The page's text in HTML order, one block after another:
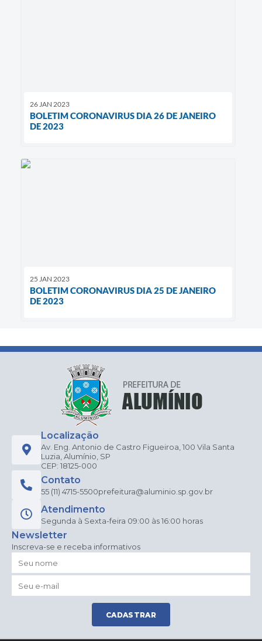
26 JAN 2023
BOLETIM CORONAVIRUS DIA 26 DE JANEIRO
DE 2023
25 JAN 2023
BOLETIM CORONAVIRUS DIA 25 DE JANEIRO
DE 2023
Localização
Av. Eng. Antonio de Castro Figueiroa, 100 Vila Santa
Luzia, Alumínio, SP
CEP: 18125-000
Contato
55 (11) 4715-5500prefeitura@aluminio.sp.gov.br
Atendimento
Segunda à Sexta-feira 09:00 às 16:00 horas
Newsletter
Inscreva-se e receba informativos
CADASTRAR